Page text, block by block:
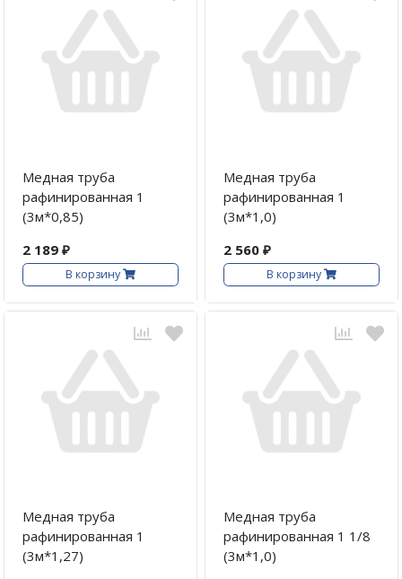
Медная труба
рафинированная 1
(3м*0,85)
2 189 ₽
В корзину
Медная труба
рафинированная 1
(3м*1,0)
2 560 ₽
В корзину
Медная труба
рафинированная 1
(3м*1,27)
Медная труба
рафинированная 1 1/8
(3м*1,0)
Манометры, вакуумметры
Мультиметры
Станции регенерации